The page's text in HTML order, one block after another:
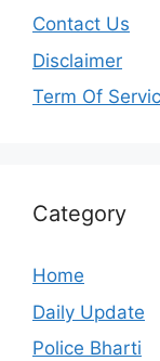
Contact Us
Disclaimer
Term Of
Category
Home
Daily Update
Police Bharti